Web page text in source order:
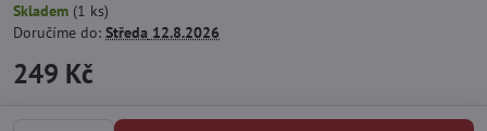
Skladem (1 ks)
Doručíme do: Středa 12.8.2026
249 Kč